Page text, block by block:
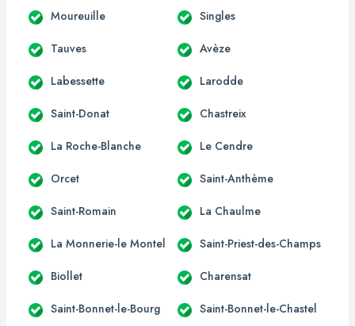
Moureuille Singles
Tauves Avèze
Labessette Larodde
Saint-Donat Chastreix
La Roche-Blanche Le Cendre
Orcet Saint-Anthème
Saint-Romain La Chaulme
La Monnerie-le Montel Saint-Priest-des-Champs
Biollet Charensat
Saint-Bonnet-le-Bourg Saint-Bonnet-le-Chastel